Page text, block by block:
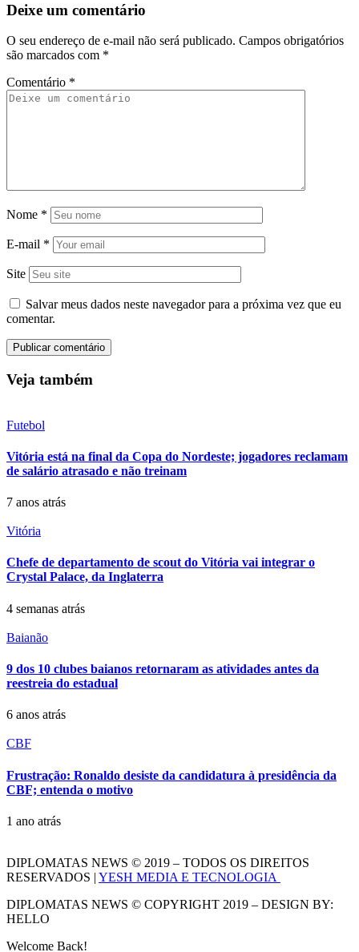
Deixe um comentário
O seu endereço de e-mail não será publicado. Campos obrigatórios
são marcados com *
Comentário *
Nome *
E-mail *
Site
Salvar meus dados neste navegador para a próxima vez que eu
comentar.
Veja também
Futebol
Vitória está na final da Copa do Nordeste; jogadores reclamam
de salário atrasado e não treinam
7 anos atrás
Vitória
Chefe de departamento de scout do Vitória vai integrar o
Crystal Palace, da Inglaterra
4 semanas atrás
Baianão
9 dos 10 clubes baianos retornaram as atividades antes da
reestreia do estadual
6 anos atrás
CBF
Frustração: Ronaldo desiste da candidatura à presidência da
CBF; entenda o motivo
1 ano atrás
DIPLOMATAS NEWS © 2019 – TODOS OS DIREITOS
RESERVADOS | YESH MEDIA E TECNOLOGIA
DIPLOMATAS NEWS © COPYRIGHT 2019 – DESIGN BY:
HELLO
Welcome Back!